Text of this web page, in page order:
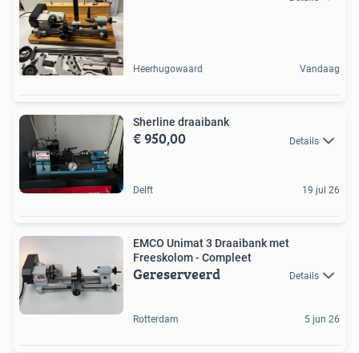
Heerhugowaard Vandaag
Sherline draaibank
€ 950,00 Details
Delft 19 jul 26
EMCO Unimat 3 Draaibank met
Freeskolom - Compleet
Gereserveerd Details
Rotterdam 5 jun 26